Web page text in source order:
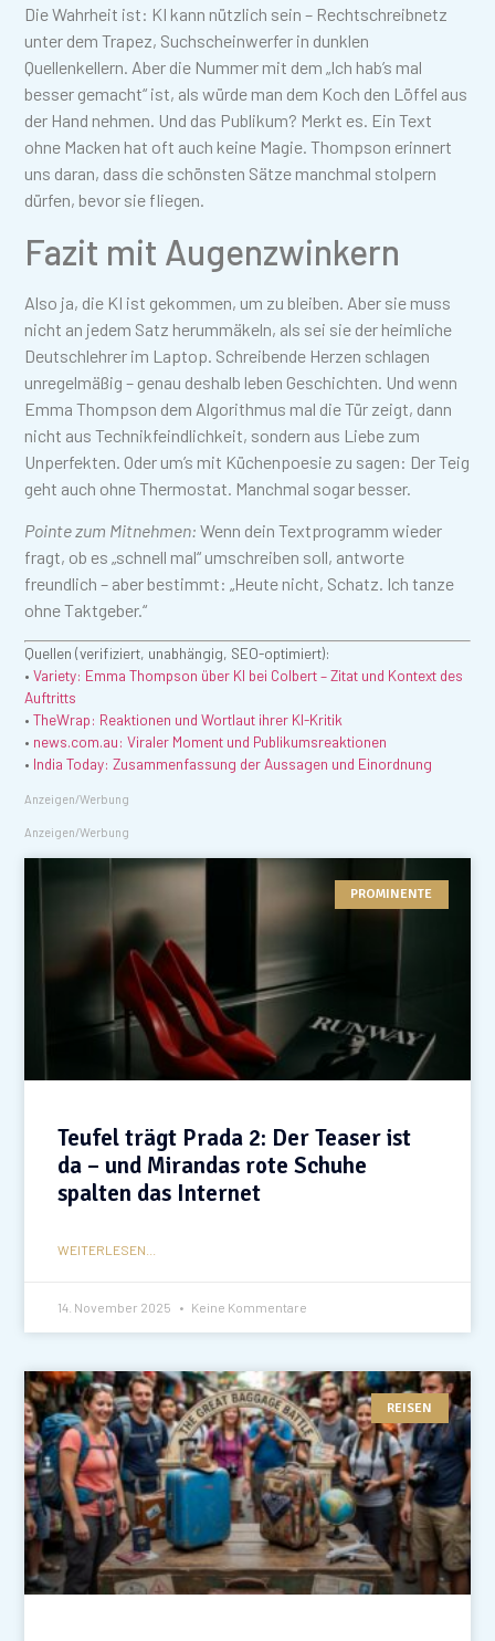
Die Wahrheit ist: KI kann nützlich sein – Rechtschreibnetz
unter dem Trapez, Suchscheinwerfer in dunklen
Quellenkellern. Aber die Nummer mit dem „Ich hab’s mal
besser gemacht“ ist, als würde man dem Koch den Löffel aus
der Hand nehmen. Und das Publikum? Merkt es. Ein Text
ohne Macken hat oft auch keine Magie. Thompson erinnert
uns daran, dass die schönsten Sätze manchmal stolpern
dürfen, bevor sie fliegen.
Fazit mit Augenzwinkern
Also ja, die KI ist gekommen, um zu bleiben. Aber sie muss
nicht an jedem Satz herummäkeln, als sei sie der heimliche
Deutschlehrer im Laptop. Schreibende Herzen schlagen
unregelmäßig – genau deshalb leben Geschichten. Und wenn
Emma Thompson dem Algorithmus mal die Tür zeigt, dann
nicht aus Technikfeindlichkeit, sondern aus Liebe zum
Unperfekten. Oder um’s mit Küchenpoesie zu sagen: Der Teig
geht auch ohne Thermostat. Manchmal sogar besser.
Pointe zum Mitnehmen: Wenn dein Textprogramm wieder
fragt, ob es „schnell mal“ umschreiben soll, antworte
freundlich – aber bestimmt: „Heute nicht, Schatz. Ich tanze
ohne Taktgeber.“
Quellen (verifiziert, unabhängig, SEO-optimiert):
•Variety: Emma Thompson über KI bei Colbert – Zitat und Kontext des
Auftritts
•TheWrap: Reaktionen und Wortlaut ihrer KI-Kritik
• news.com.au: Viraler Moment und Publikumsreaktionen
• India Today: Zusammenfassung der Aussagen und Einordnung
Anzeigen/Werbung
Anzeigen/Werbung
PROMINENTE
Teufel trägt Prada 2: Der Teaser ist
da – und Mirandas rote Schuhe
spalten das Internet
WEITERLESEN...
14. November 2025 Keine Kommentare
REISEN